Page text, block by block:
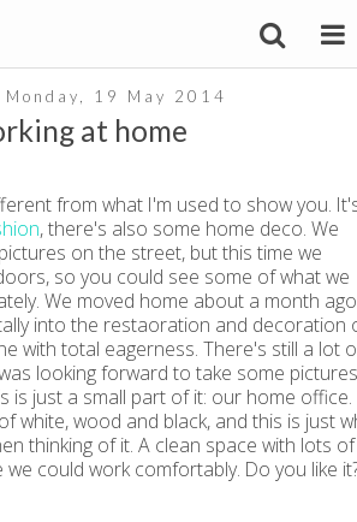
Monday, 19 May 2014
at home
from what I'm used to show you.
, there's also some home deco. We
on the street, but this time we
so you could see some of what we
We moved home about a month ago
into the restaoration and decoration
with total eagerness. There's still a lot
looking forward to take some pictures
is just a small part of it: our home office.
white, wood and black, and this is just
thinking of it. A clean space with lots of
could work comfortably. Do you like